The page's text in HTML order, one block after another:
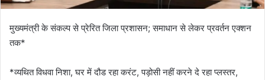
मुख्यमंत्री के संकल्प से प्रेरित जिला प्रशासन; समाधान से लेकर प्रवर्तन एक्शन
तक*
*व्यथित विधवा निशा, घर में दौड रहा करंट, पड़ोसी नहीं करने दे रहा प्लस्तर,